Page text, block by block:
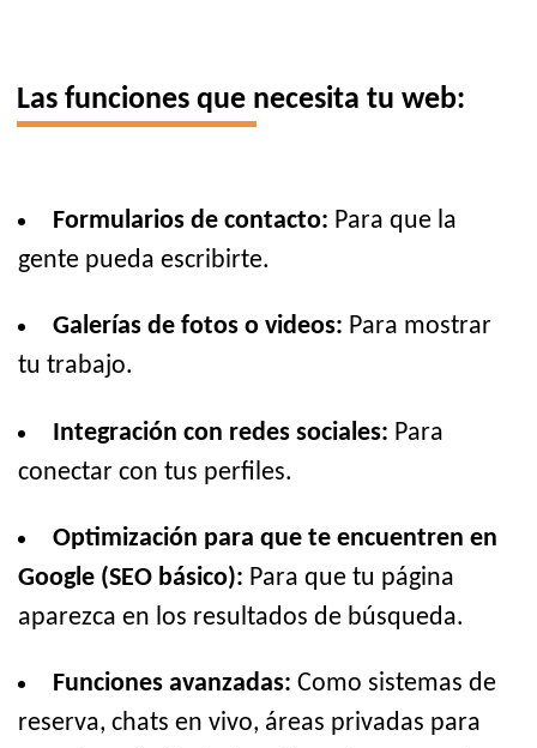
Las funciones que necesita tu web:
Formularios de contacto: Para que la
gente pueda escribirte.
Galerías de fotos o videos: Para mostrar
tu trabajo.
Integración con redes sociales: Para
conectar con tus perfiles.
Optimización para que te encuentren en
Google (SEO básico): Para que tu página
aparezca en los resultados de búsqueda.
Funciones avanzadas: Como sistemas de
reserva, chats en vivo, áreas privadas para